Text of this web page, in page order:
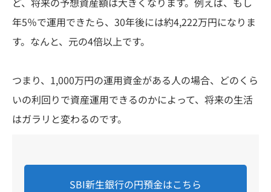
年5％で運用できたら、30年後には約4,222万円になりま
す。なんと、元の4倍以上です。
つまり、1,000万円の運用資金がある人の場合、どのくら
いの利回りで資産運用できるのかによって、将来の生活
はガラリと変わるのです。
SBI新生銀行の円預金はこちら